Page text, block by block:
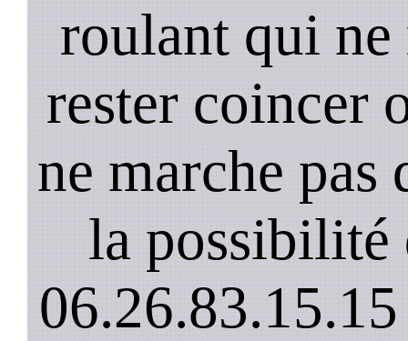
roulant qui ne
rester coincer
ne marche pas
la possibilité